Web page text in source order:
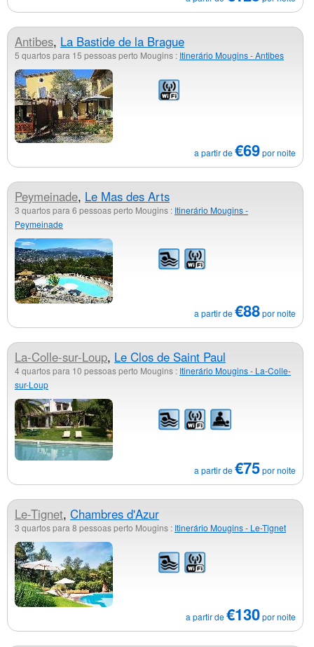
Antibes, La Bastide de la Brague
5 quartos para 15 pessoas perto Mougins : Itinerário Mougins - Antibes
a partir de€69por noite
Peymeinade, Le Mas des Arts
3 quartos para 6 pessoas perto Mougins : Itinerário Mougins -
Peymeinade
a partir de€88por noite
La-Colle-sur-Loup, Le Clos de Saint Paul
4 quartos para 10 pessoas perto Mougins : Itinerário Mougins - La-Colle-
sur-Loup
a partir de€75por noite
Le-Tignet, Chambres d'Azur
3 quartos para 8 pessoas perto Mougins : Itinerário Mougins - Le-Tignet
a partir de€130por noite